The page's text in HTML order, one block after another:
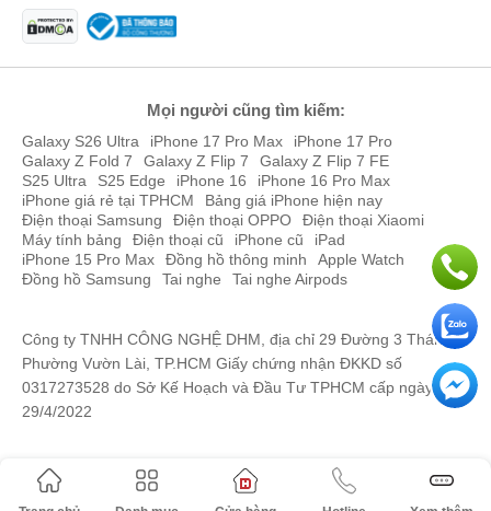
Mọi người cũng tìm kiếm:
Galaxy S26 Ultra iPhone 17 Pro Max
iPhone 17 Pro
Galaxy Z Fold 7
Galaxy Z Flip 7
Galaxy Z Flip 7 FE
S25 Ultra
S25 Edge iPhone 16
iPhone 16 Pro Max
iPhone giá rẻ tại TPHCM
Bảng giá iPhone hiện nay
Điện thoại Samsung
Điện thoại OPPO
Điện thoại Xiaomi
Máy tính bảng
Điện thoại cũ iPhone cũ
iPad
iPhone 15 Pro Max
Đồng hồ thông minh
Apple Watch
Đồng hồ Samsung
Tai nghe Tai nghe Airpods
Công ty TNHH CÔNG NGHỆ DHM, địa chỉ 29 Đường 3 Tháng 2,
Phường Vườn Lài, TP.HCM Giấy chứng nhận ĐKKD số
0317273528 do Sở Kế Hoạch và Đầu Tư TPHCM cấp ngày
29/4/2022